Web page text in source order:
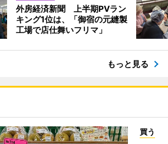
外房経済新聞 上半期PVラン
キング1位は、「御宿の元縫製
工場で店仕舞いフリマ」
もっと見る
買う